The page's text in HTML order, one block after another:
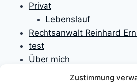
Zustimmung
Privat
Lebenslauf
Rechtsanwalt Reinhard
test
Über mich
Unfallversicherungen